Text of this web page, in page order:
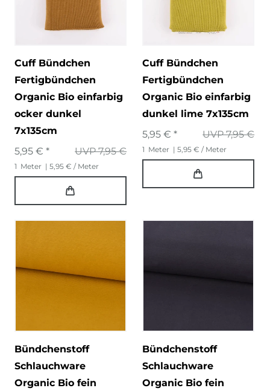
Cuff Bündchen
Fertigbündchen
Organic Bio einfarbig
ocker dunkel
7x135cm
UVP 7,95 €
5,95 € *
1 Meter | 5,95 € / Meter
Cuff Bündchen
Fertigbündchen
Organic Bio einfarbig
dunkel lime 7x135cm
UVP 7,95 €
5,95 € *
1 Meter | 5,95 € / Meter
Bündchenstoff
Schlauchware
Organic Bio fein
Bündchenstoff
Schlauchware
Organic Bio fein